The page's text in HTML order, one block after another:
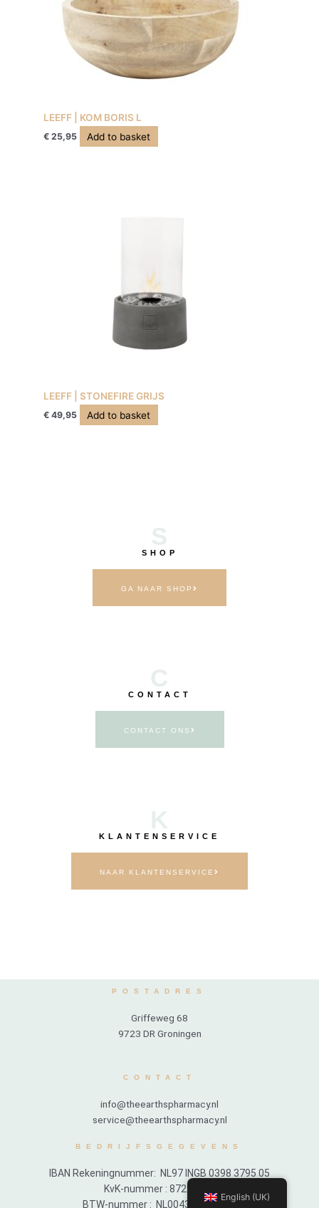
LEEFF | KOM BORIS L
€ 25,95 Add to basket
LEEFF | STONEFIRE GRIJS
€ 49,95 Add to basket
S
SHOP
GA NAAR SHOP
C
CONTACT
CONTACT ONS
K
KLANTENSERVICE
NAAR KLANTENSERVICE
POSTADRES
Griffeweg 68
9723 DR Groningen
CONTACT
info@theearthspharmacy.nl
service@theearthspharmacy.nl
BEDRIJFSGEGEVENS
IBAN Rekeningnummer: NL97 INGB 0398 3795 05
KvK-nummer : 87222914
BTW-nummer : NL004377563B11
English (UK)